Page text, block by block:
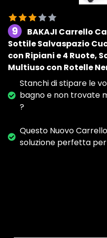
9
BAKAJI Carrello
Sottile Salvaspazio
con Ripiani e 4 Ruote,
Multiuso con Rotelle
Stanchi di stipare le
bagno e non trovate
?
Questo Nuovo
soluzione perfetta per